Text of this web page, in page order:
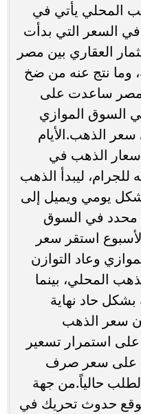
المحلي يأتي في
السعر التي بدأت
العقاري بين مصر
وما نتج عنه من ضخ
مصر ساعدت على
السوق الموازي
الذهب.الأيام
الذهب في
2900 – 3150 جنيه للجرام، ليبدأ الذهب
يومي ويميل إلى
محدد في السوق
استقر سعر
وعاد التوازن
المحلي، بينما
بشكل حاد نهاية
سعر الذهب
على استمرار تسعير
على سعر صرف
حالياً.من جهة
حدوث تحريك في